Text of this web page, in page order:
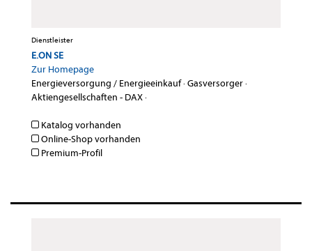
Dienstleister
E.ON SE
Zur Homepage
Energieversorgung / Energieeinkauf·Gasversorger·
Aktiengesellschaften - DAX·
Katalog vorhanden
Online-Shop vorhanden
Premium-Profil